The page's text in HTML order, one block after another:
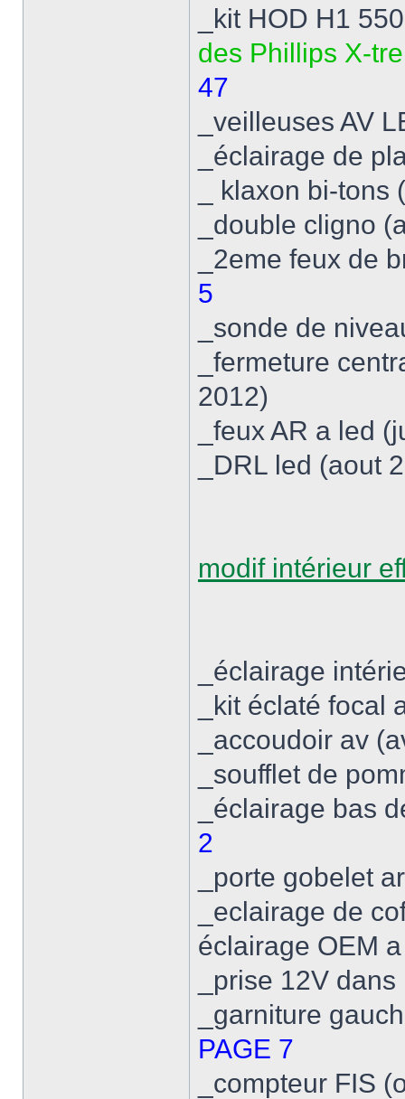
_kit HOD H1
des Phillips X-
47
_veilleuses AV
_éclairage de
_ klaxon bi-tons
_double cligno
_2eme feux de
5
_sonde de
_fermeture
2012)
_feux AR a led
_DRL led (aout
modif intérieur
_éclairage
_kit éclaté
_accoudoir av
_soufflet de
_éclairage bas
2
_porte gobelet
_eclairage de
éclairage OEM
_prise 12V
_garniture
PAGE 7
_compteur FIS